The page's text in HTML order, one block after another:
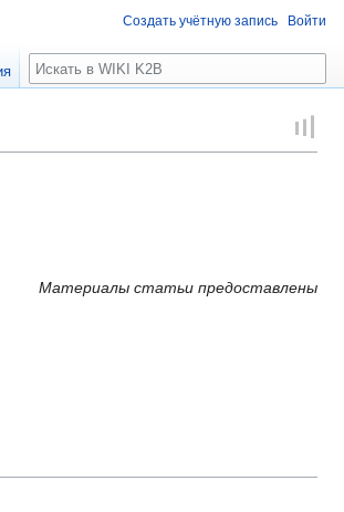
Материалы статьи предоставлены
Создать учётную запись Войти
Поиск